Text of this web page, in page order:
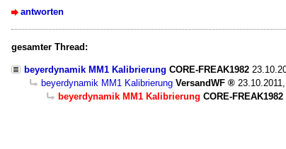
antworten
gesamter Thread:
beyerdynamik MM1 Kalibrierung CORE-FREAK1982
beyerdynamik MM1 Kalibrierung VersandWF
beyerdynamik MM1 Kalibrierung CORE-FREAK1982